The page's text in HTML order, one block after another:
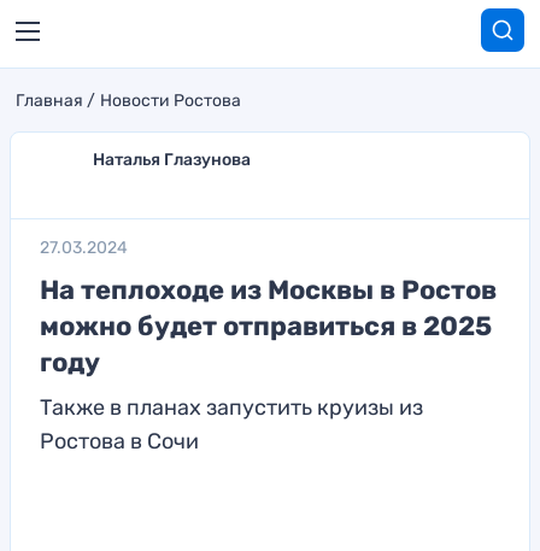
Главная Новости Ростова
Наталья Глазунова
27.03.2024
На теплоходе из Москвы в Ростов
можно будет отправиться в 2025
году
Также в планах запустить круизы из
Ростова в Сочи